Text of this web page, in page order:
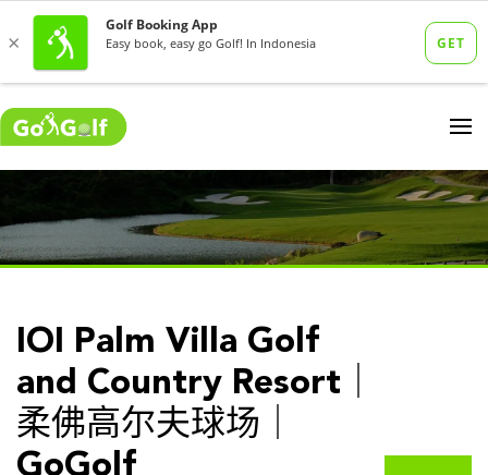
IOI Palm Villa Golf
and Country Resort｜
柔佛高尔夫球场｜
GoGolf